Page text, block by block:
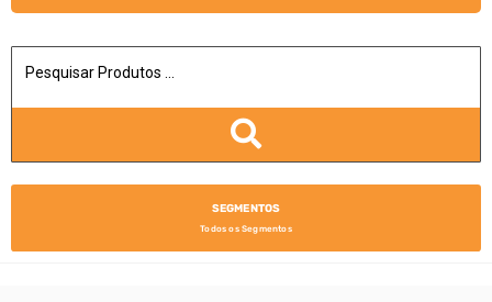
SEGMENTOS
Todos os Segmentos